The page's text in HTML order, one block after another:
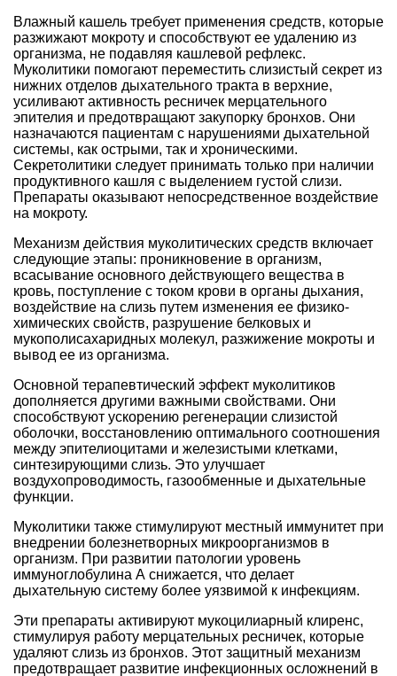
Влажный кашель требует применения средств, которые
разжижают мокроту и способствуют ее удалению из
организма, не подавляя кашлевой рефлекс.
Муколитики помогают переместить слизистый секрет из
нижних отделов дыхательного тракта в верхние,
усиливают активность ресничек мерцательного
эпителия и предотвращают закупорку бронхов. Они
назначаются пациентам с нарушениями дыхательной
системы, как острыми, так и хроническими.
Секретолитики следует принимать только при наличии
продуктивного кашля с выделением густой слизи.
Препараты оказывают непосредственное воздействие
на мокроту.
Механизм действия муколитических средств включает
следующие этапы: проникновение в организм,
всасывание основного действующего вещества в
кровь, поступление с током крови в органы дыхания,
воздействие на слизь путем изменения ее физико-
химических свойств, разрушение белковых и
мукополисахаридных молекул, разжижение мокроты и
вывод ее из организма.
Основной терапевтический эффект муколитиков
дополняется другими важными свойствами. Они
способствуют ускорению регенерации слизистой
оболочки, восстановлению оптимального соотношения
между эпителиоцитами и железистыми клетками,
синтезирующими слизь. Это улучшает
воздухопроводимость, газообменные и дыхательные
функции.
Муколитики также стимулируют местный иммунитет при
внедрении болезнетворных микроорганизмов в
организм. При развитии патологии уровень
иммуноглобулина А снижается, что делает
дыхательную систему более уязвимой к инфекциям.
Эти препараты активируют мукоцилиарный клиренс,
стимулируя работу мерцательных ресничек, которые
удаляют слизь из бронхов. Этот защитный механизм
предотвращает развитие инфекционных осложнений в